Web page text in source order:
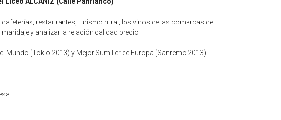
restaurantes, turismo rural, los vinos de las comarcas del
y analizar la relación calidad precio
Mundo (Tokio 2013) y Mejor Sumiller de Europa (Sanremo 2013).